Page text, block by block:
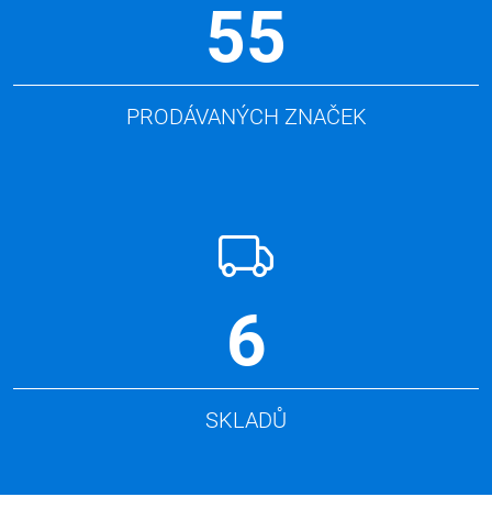
55
PRODÁVANÝCH ZNAČEK
6
SKLADŮ